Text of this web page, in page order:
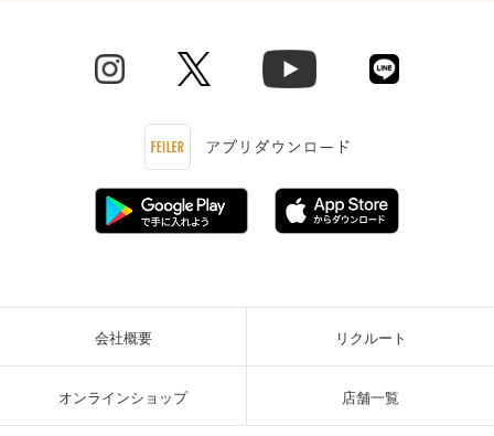
会社概要 リクルート
オンラインショップ 店舗一覧